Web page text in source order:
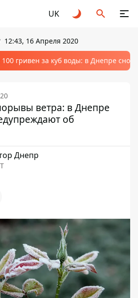
UK
12:43, 16 Апреля 2020
100 гривен за куб воды: в Днепре
ветра: в Днепре
об
Днепр